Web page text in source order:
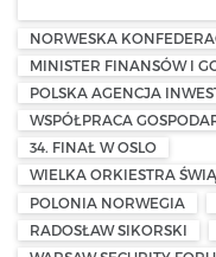
NORWESKA
MINISTER FINANSÓW I
POLSKA AGENCJA
WSPÓŁPRACA
34. FINAŁ W OSLO
WIELKA ORKIESTRA
POLONIA NORWEGIA
RADOSŁAW SIKORSKI